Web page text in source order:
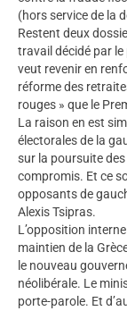
(hors service de la
Restent deux
travail décidé par
veut revenir en
réforme des
rouges » que le
La raison en est
électorales de la
sur la poursuite
compromis. Et ce
opposants de
Alexis Tsipras.
L’opposition
maintien de la
le nouveau
néolibérale. Le
porte-parole. Et